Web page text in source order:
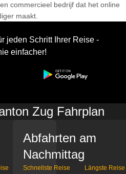
commercieel bedrijf dat het online
maakt.
jeden Schritt Ihrer Reise -
einfacher!
Zug Fahrplan
Abfahrten am
Nachmittag
Schnellste Reise Längste Reise